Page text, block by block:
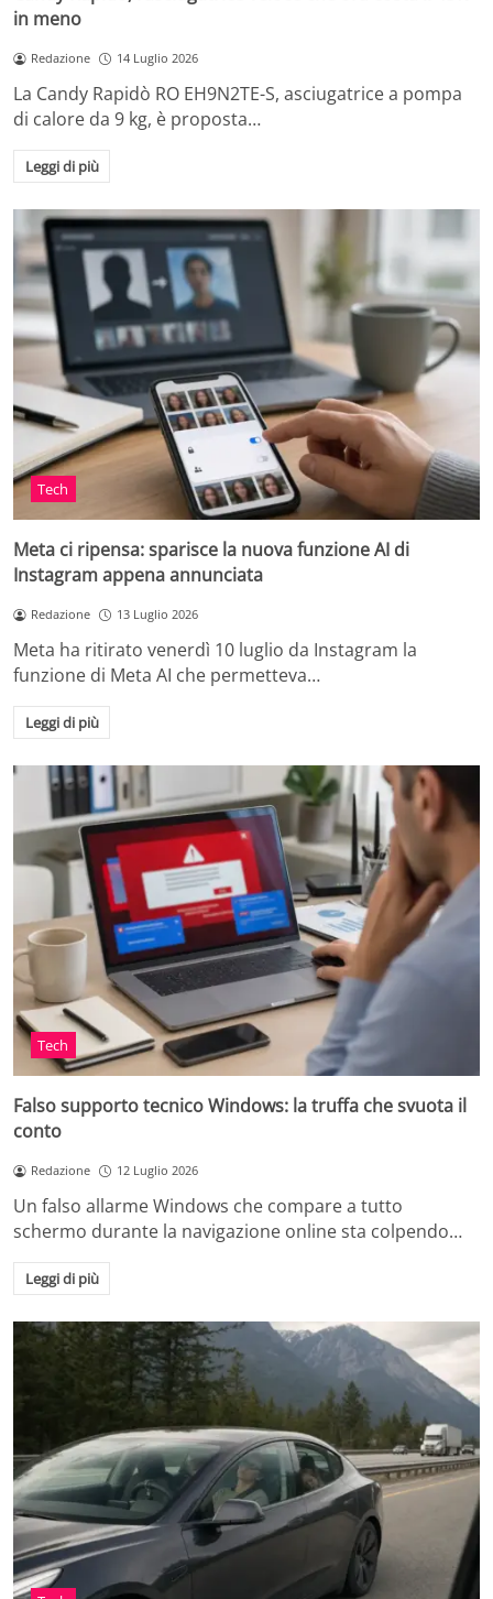
in meno
Redazione 14 Luglio 2026
La Candy Rapidò RO EH9N2TE-S, asciugatrice a pompa
di calore da 9 kg, è proposta…
Leggi di più
Tech
Meta ci ripensa: sparisce la nuova funzione AI di
Instagram appena annunciata
Redazione 13 Luglio 2026
Meta ha ritirato venerdì 10 luglio da Instagram la
funzione di Meta AI che permetteva…
Leggi di più
Tech
Falso supporto tecnico Windows: la truffa che svuota il
conto
Redazione 12 Luglio 2026
Un falso allarme Windows che compare a tutto
schermo durante la navigazione online sta colpendo…
Leggi di più